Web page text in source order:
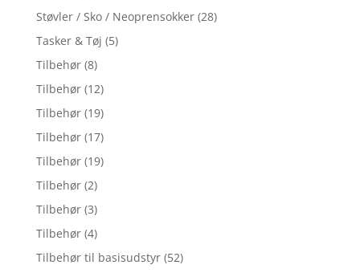
Støvler / Sko / Neoprensokker (28)
Tasker & Tøj (5)
Tilbehør (8)
Tilbehør (12)
Tilbehør (19)
Tilbehør (17)
Tilbehør (19)
Tilbehør (2)
Tilbehør (3)
Tilbehør (4)
Tilbehør til basisudstyr (52)